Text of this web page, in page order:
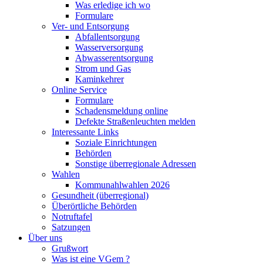
Was erledige ich wo
Formulare
Ver- und Entsorgung
Abfallentsorgung
Wasserversorgung
Abwasserentsorgung
Strom und Gas
Kaminkehrer
Online Service
Formulare
Schadensmeldung online
Defekte Straßenleuchten melden
Interessante Links
Soziale Einrichtungen
Behörden
Sonstige überregionale Adressen
Wahlen
Kommunahlwahlen 2026
Gesundheit (überregional)
Überörtliche Behörden
Notruftafel
Satzungen
Über uns
Grußwort
Was ist eine VGem ?